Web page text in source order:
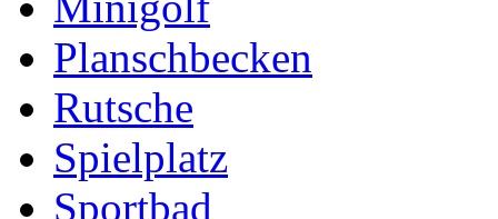
Planschbecken
Rutsche
Spielplatz
Sportbad